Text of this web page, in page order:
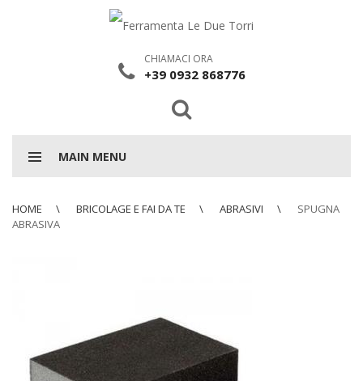
CHIAMACI ORA
+39 0932 868776
MAIN MENU
HOME BRICOLAGE E FAI DA TE ABRASIVI
SPUGNA
ABRASIVA